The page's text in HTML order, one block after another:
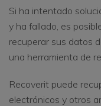
Si ha intentado
y ha fallado, es
recuperar sus datos
una herramienta de
Recoverit puede
electrónicos y otros